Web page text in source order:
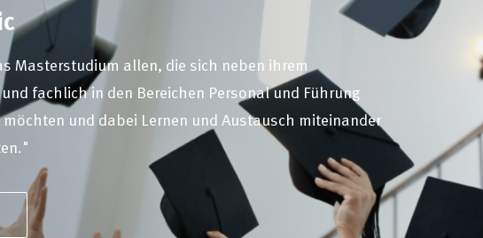
Masterstudium allen, die sich neben ihrem
fachlich in den Bereichen Personal und Führung
und dabei Lernen und Austausch miteinander